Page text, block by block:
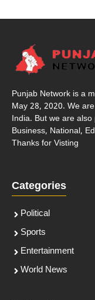
Punjab Network is a
May 28, 2020. We
India. But we are
Business, National,
Thanks for Visting
Categories
Political
Sports
Entertainment
World News